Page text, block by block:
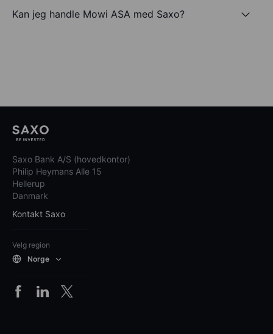
Kan jeg handle Mowi ASA med Saxo?
Saxo Bank A/S (hovedkontor)
Philip Heymans Alle 15
Hellerup
Danmark
Kontakt Saxo
Velg region
Norge